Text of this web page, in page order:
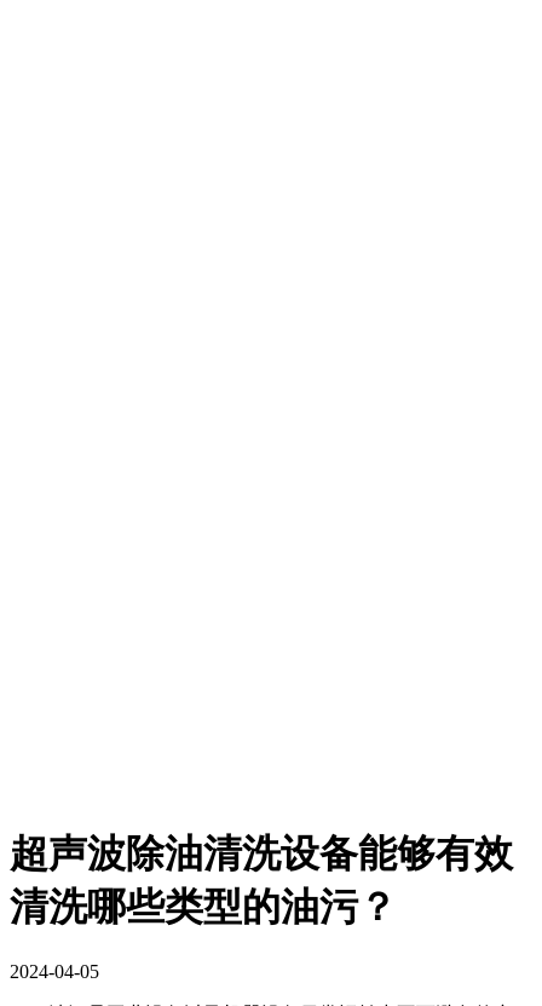
超声波除油清洗设备能够有效
清洗哪些类型的油污？
2024-04-05